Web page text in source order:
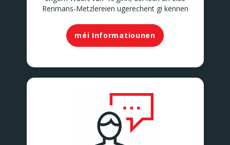
Renmans-Metzlereien ugerechent gi kënnen
méi Informatiounen